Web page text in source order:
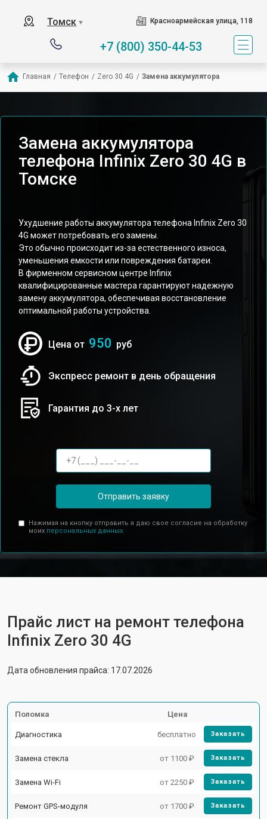
Томск ▼ Красноармейская улица, 118
+7 (800) 350-44-53
Главная / Телефон / Zero 30 4G / Замена аккумулятора
Замена аккумулятора
телефона Infinix Zero 30 4G в
Томске
Ухудшение работы аккумулятора телефона Infinix Zero 30
4G может потребовать его замены.
Это обычно происходит из-за естественного износа,
уменьшения емкости или повреждения батареи.
В фирменном сервисном центре Infinix
квалифицированные мастера гарантируют надежную
замену аккумулятора, обеспечивая восстановление
оптимальной работы устройства.
Цена от 950 руб
Экспресс ремонт в день обращения
Гарантия до 3-х лет
Отправить заявку
Нажимая на кнопку отправить я даю свое согласие на обработку
моих персональных данных.
Прайс лист на ремонт телефона
Infinix Zero 30 4G
Дата обновления прайса: 17.07.2026
Поломка Цена
Диагностика бесплатно Заказать
Замена стекла от 1100 ₽ Заказать
Замена Wi-Fi от 2250 ₽ Заказать
Ремонт GPS-модуля от 1700 ₽ Заказать